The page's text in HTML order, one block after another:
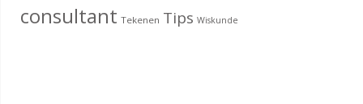
consultant Tekenen Tips Wiskunde